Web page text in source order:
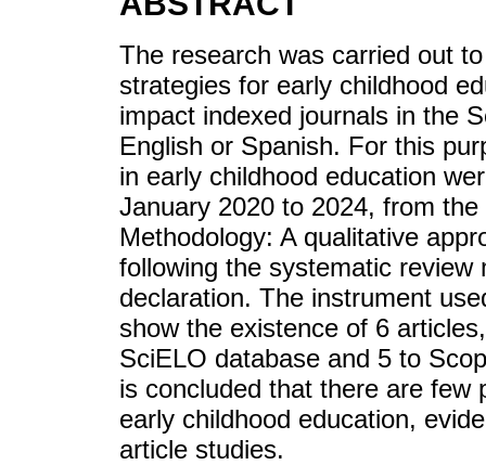
The research was carried out
strategies for early childhood
impact indexed journals in the
English or Spanish. For this
in early childhood education
January 2020 to 2024, from
Methodology: A qualitative
following the systematic
declaration. The instrument
show the existence of 6
SciELO database and 5 to
is concluded that there are few
early childhood education,
article studies.